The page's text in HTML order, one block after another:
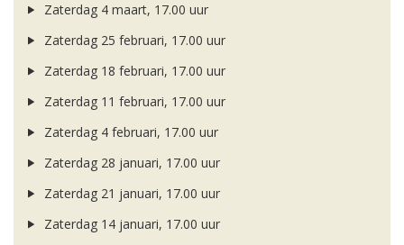
Zaterdag 4 maart, 17.00 uur
Zaterdag 25 februari, 17.00 uur
Zaterdag 18 februari, 17.00 uur
Zaterdag 11 februari, 17.00 uur
Zaterdag 4 februari, 17.00 uur
Zaterdag 28 januari, 17.00 uur
Zaterdag 21 januari, 17.00 uur
Zaterdag 14 januari, 17.00 uur